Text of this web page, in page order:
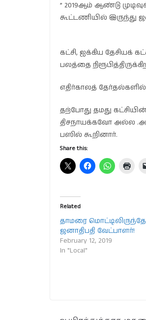
” 2019ஆம் ஆண்டு
கூட்டணியில் இருந்து
கட்சி, ஐக்கிய தேசியக்
பலத்தை
எதிர்காலத்
தற்போது தமது
திசநாயக்கவோ அல்ல
பஸில் கூறினார்.
Share this:
Related
தாமரை மொட்டிலிருந்தே
ஜனாதிபதி வேட்பாளர்!
February 12, 2019
In "Local"